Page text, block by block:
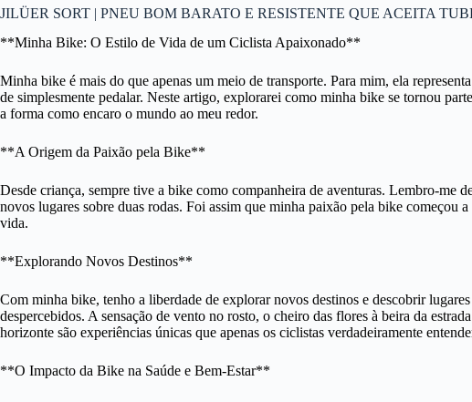
JILÜER SORT | PNEU BOM BARATO E RESISTENTE QUE ACEITA
**Minha Bike: O Estilo de Vida de um Ciclista Apaixonado**
Minha bike é mais do que apenas um meio de transporte. Para mim, ela
de simplesmente pedalar. Neste artigo, explorarei como minha bike se tornou
a forma como encaro o mundo ao meu redor.
**A Origem da Paixão pela Bike**
Desde criança, sempre tive a bike como companheira de aventuras. Lembro-me
novos lugares sobre duas rodas. Foi assim que minha paixão pela bike começou
vida.
**Explorando Novos Destinos**
Com minha bike, tenho a liberdade de explorar novos destinos e descobrir
despercebidos. A sensação de vento no rosto, o cheiro das flores à beira da
horizonte são experiências únicas que apenas os ciclistas verdadeiramente
**O Impacto da Bike na Saúde e Bem-Estar**